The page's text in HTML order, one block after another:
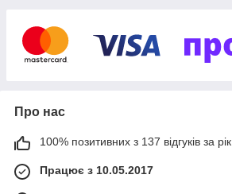
Про нас
100% позитивних з 137 відгуків за рік
Працює з 10.05.2017